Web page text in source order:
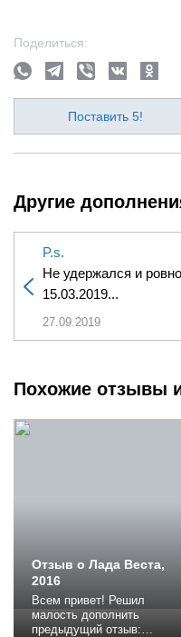
Поделиться:
Поставить 5!
Другие
P.s.
Не удержался и
15.03.2019...
27.09.2019
Похожие отзывы
Отзыв о Лада Веста,
2016
Всем привет! Решил
малость дополнить
предыдущий отзыв: